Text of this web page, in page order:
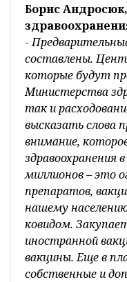
Борис
-
составлены.
которые будут
Министерства
так и
высказать слова
внимание,
здравоохранения
миллионов – это
препаратов,
нашему
ковидом.
иностранной
вакцины. Еще в
собственные и